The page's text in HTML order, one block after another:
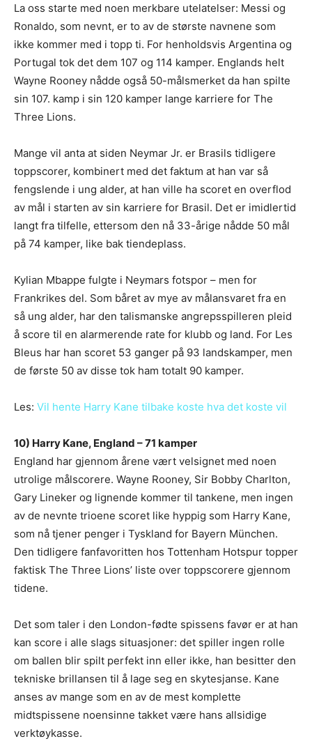
La oss starte med noen merkbare utelatelser: Messi og
Ronaldo, som nevnt, er to av de største navnene som
ikke kommer med i topp ti. For henholdsvis Argentina og
Portugal tok det dem 107 og 114 kamper. Englands helt
Wayne Rooney nådde også 50-målsmerket da han spilte
sin 107. kamp i sin 120 kamper lange karriere for The
Three Lions.
Mange vil anta at siden Neymar Jr. er Brasils tidligere
toppscorer, kombinert med det faktum at han var så
fengslende i ung alder, at han ville ha scoret en overflod
av mål i starten av sin karriere for Brasil. Det er imidlertid
langt fra tilfelle, ettersom den nå 33-årige nådde 50 mål
på 74 kamper, like bak tiendeplass.
Kylian Mbappe fulgte i Neymars fotspor – men for
Frankrikes del. Som båret av mye av målansvaret fra en
så ung alder, har den talismanske angrepsspilleren pleid
å score til en alarmerende rate for klubb og land. For Les
Bleus har han scoret 53 ganger på 93 landskamper, men
de første 50 av disse tok ham totalt 90 kamper.
Les: Vil hente Harry Kane tilbake koste hva det koste vil
10) Harry Kane, England – 71 kamper
England har gjennom årene vært velsignet med noen
utrolige målscorere. Wayne Rooney, Sir Bobby Charlton,
Gary Lineker og lignende kommer til tankene, men ingen
av de nevnte trioene scoret like hyppig som Harry Kane,
som nå tjener penger i Tyskland for Bayern München.
Den tidligere fanfavoritten hos Tottenham Hotspur topper
faktisk The Three Lions’ liste over toppscorere gjennom
tidene.
Det som taler i den London-fødte spissens favør er at han
kan score i alle slags situasjoner: det spiller ingen rolle
om ballen blir spilt perfekt inn eller ikke, han besitter den
tekniske brillansen til å lage seg en skytesjanse. Kane
anses av mange som en av de mest komplette
midtspissene noensinne takket være hans allsidige
verktøykasse.